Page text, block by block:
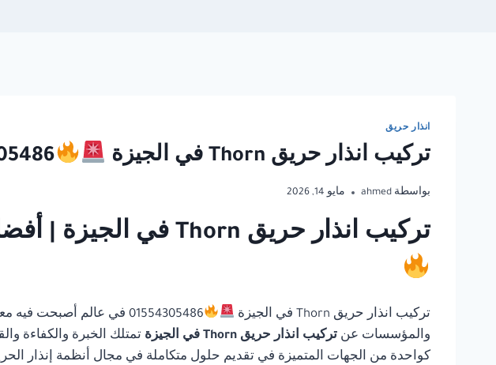
انذار حريق
تركيب انذار حريق Thorn في الجيزة
بواسطة ahmed مايو 14, 2026
تركيب انذار حريق Thorn في الجيزة | أفضل أي بانل للحلول المتكاملة لأنظمة السلامة
تركيب انذار حريق Thorn في الجيزة
01554305486 في عالم
والمؤسسات عن تركيب انذار حريق Thorn في الجيزة تمتلك الخبرة والكفاءة
كواحدة من الجهات المتميزة في تقديم حلول متكاملة في مجال أنظمة إنذار